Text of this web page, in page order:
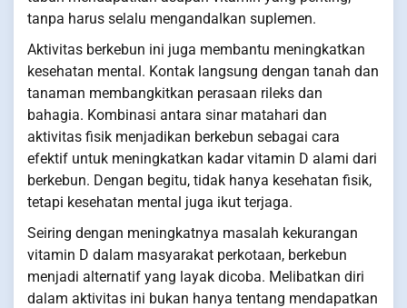
tanpa harus selalu mengandalkan suplemen.
Aktivitas berkebun ini juga membantu meningkatkan
kesehatan mental. Kontak langsung dengan tanah dan
tanaman membangkitkan perasaan rileks dan
bahagia. Kombinasi antara sinar matahari dan
aktivitas fisik menjadikan berkebun sebagai cara
efektif untuk meningkatkan kadar vitamin D alami dari
berkebun. Dengan begitu, tidak hanya kesehatan fisik,
tetapi kesehatan mental juga ikut terjaga.
Seiring dengan meningkatnya masalah kekurangan
vitamin D dalam masyarakat perkotaan, berkebun
menjadi alternatif yang layak dicoba. Melibatkan diri
dalam aktivitas ini bukan hanya tentang mendapatkan